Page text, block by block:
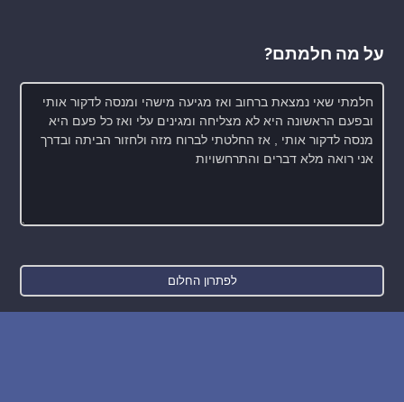
על מה חלמתם?